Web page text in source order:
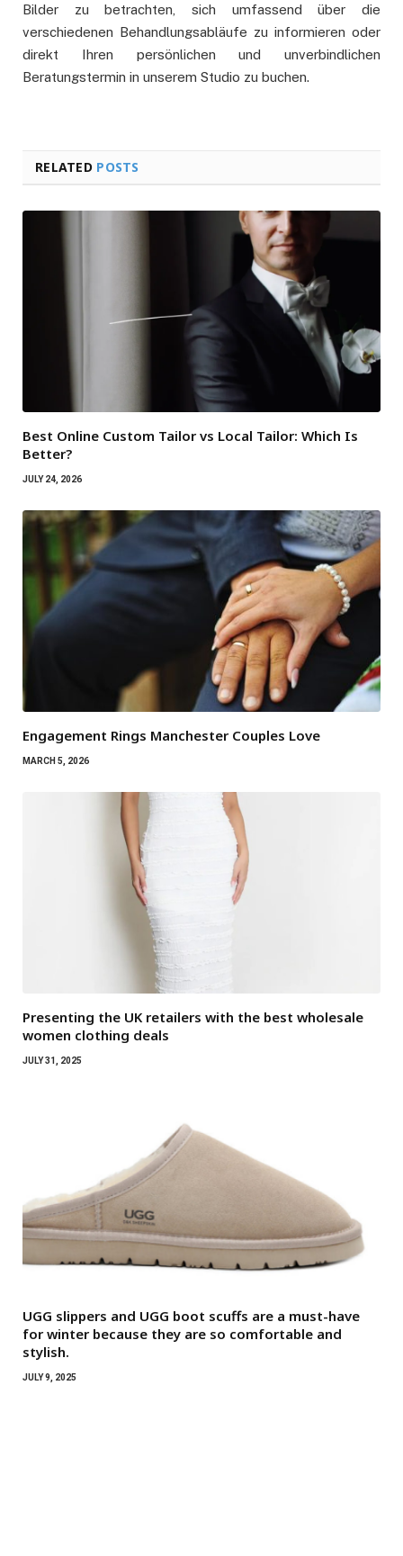
Bilder zu betrachten, sich umfassend über die
verschiedenen Behandlungsabläufe zu informieren oder
direkt Ihren persönlichen und unverbindlichen
Beratungstermin in unserem Studio zu buchen.
RELATED POSTS
Best Online Custom Tailor vs Local Tailor: Which Is
Better?
JULY 24, 2026
Engagement Rings Manchester Couples Love
MARCH 5, 2026
Presenting the UK retailers with the best wholesale
women clothing deals
JULY 31, 2025
UGG slippers and UGG boot scuffs are a must-have
for winter because they are so comfortable and
stylish.
JULY 9, 2025